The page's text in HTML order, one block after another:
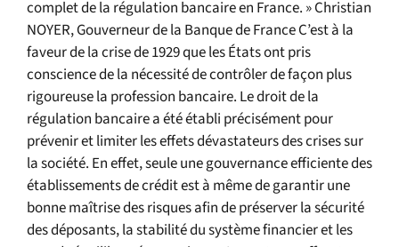
complet de la régulation bancaire en France. » Christian
NOYER, Gouverneur de la Banque de France C’est à la
faveur de la crise de 1929 que les États ont pris
conscience de la nécessité de contrôler de façon plus
rigoureuse la profession bancaire. Le droit de la
régulation bancaire a été établi précisément pour
prévenir et limiter les effets dévastateurs des crises sur
la société. En effet, seule une gouvernance efficiente des
établissements de crédit est à même de garantir une
bonne maîtrise des risques afin de préserver la sécurité
des déposants, la stabilité du système financier et les